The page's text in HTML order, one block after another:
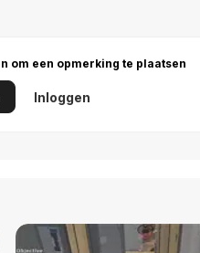
om een opmerking te plaatsen
Inloggen